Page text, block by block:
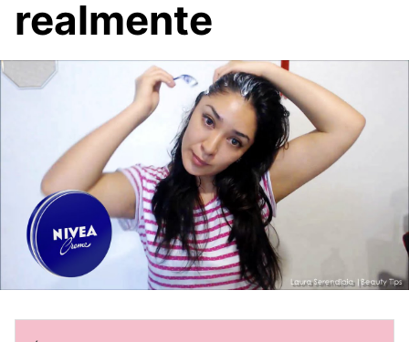
realmente